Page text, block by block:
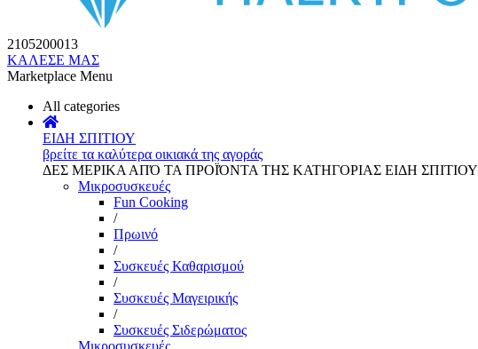
2105200013
ΚΑΛΕΣΕ ΜΑΣ
Marketplace Menu
All categories
ΕΙΔΗ ΣΠΙΤΙΟΥ
βρείτε τα καλύτερα οικιακά της αγοράς
ΔΕΣ ΜΕΡΙΚΑ ΑΠΌ ΤΑ ΠΡΟΪΌΝΤΑ ΤΗΣ ΚΑΤΗΓΟΡΙΑΣ ΕΙΔΗ ΣΠΙΤΙΟΥ
Μικροσυσκευές
Fun Cooking
/
Πρωινό
/
Συσκευές Καθαρισμού
/
Συσκευές Μαγειρικής
/
Συσκευές Σιδερώματος
Μικροσυσκευές